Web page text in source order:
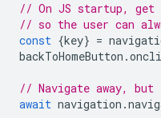
// On JS startup, get
// so the user can
const {key} =
backToHomeButton .
// Navigate away,
await navigation .